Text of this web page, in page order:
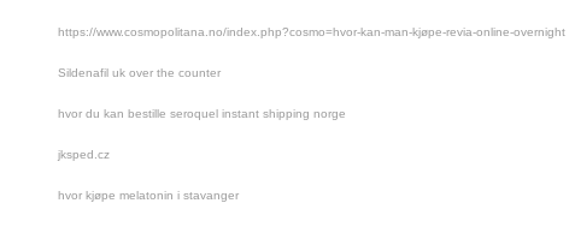
https://www.cosmopolitana.no/index.php?cosmo=hvor-kan-man-kjøpe-revia-online-overnight
Sildenafil uk over the counter
hvor du kan bestille seroquel instant shipping norge
jksped.cz
hvor kjøpe melatonin i stavanger